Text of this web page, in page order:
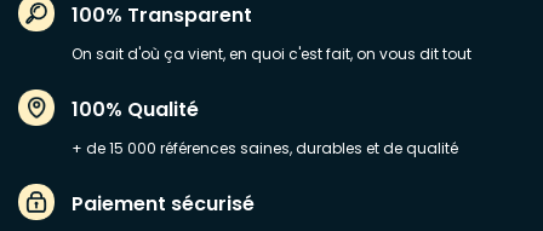
100% Transparent
On sait d'où ça vient, en quoi c'est fait, on vous dit tout
100% Qualité
+ de 15 000 références saines, durables et de qualité
Paiement sécurisé